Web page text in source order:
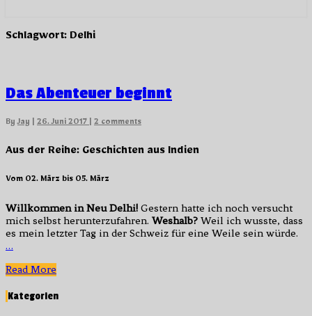
Schlagwort: Delhi
Das
Abenteuer
Das Abenteuer beginnt
ByJay 26. Juni 2017 Comments
2 comments
Aus der Reihe: Geschichten aus Indien
Vom 02. März bis 05. März
Willkommen in Neu Delhi! Gestern hatte ich noch versucht
mich selbst herunterzufahren. Weshalb? Weil ich wusste, dass
es mein letzter Tag in der Schweiz für eine Weile sein würde.
…
Read More
Kategorien